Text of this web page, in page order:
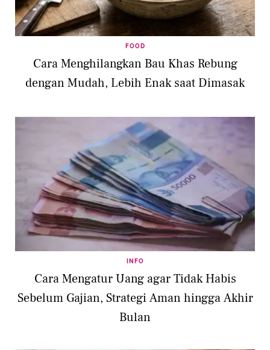
FOOD
Cara Menghilangkan Bau Khas Rebung
dengan Mudah, Lebih Enak saat Dimasak
INFO
Cara Mengatur Uang agar Tidak Habis
Sebelum Gajian, Strategi Aman hingga Akhir
Bulan